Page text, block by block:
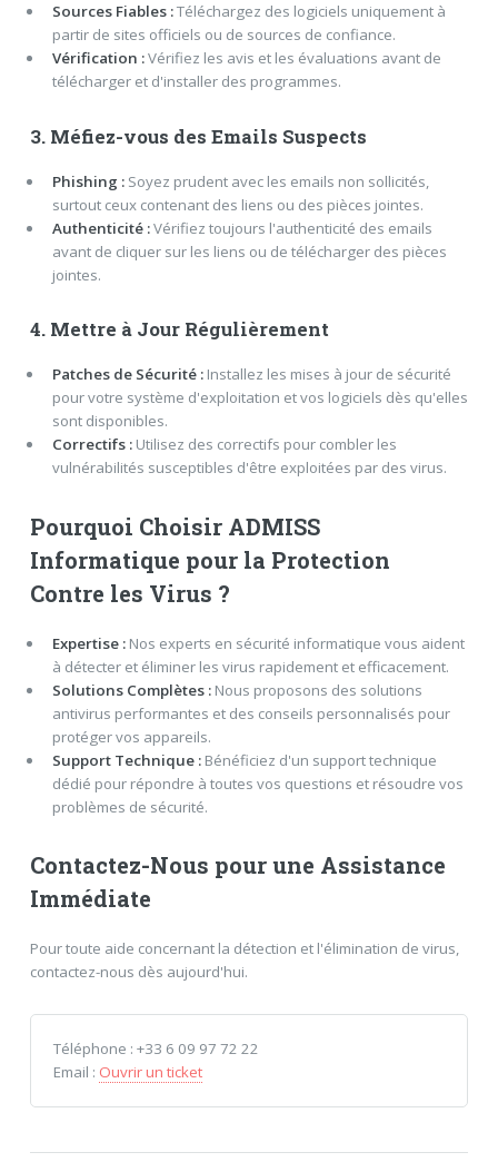
Sources Fiables :Téléchargez des logiciels uniquement à
partir de sites officiels ou de sources de confiance.
Vérification :Vérifiez les avis et les évaluations avant de
télécharger et d'installer des programmes.
3. Méfiez-vous des Emails Suspects
Phishing :Soyez prudent avec les emails non sollicités,
surtout ceux contenant des liens ou des pièces jointes.
Authenticité :Vérifiez toujours l'authenticité des emails
avant de cliquer sur les liens ou de télécharger des pièces
jointes.
4. Mettre à Jour Régulièrement
Patches de Sécurité :Installez les mises à jour de sécurité
pour votre système d'exploitation et vos logiciels dès qu'elles
sont disponibles.
Correctifs :Utilisez des correctifs pour combler les
vulnérabilités susceptibles d'être exploitées par des virus.
Pourquoi Choisir ADMISS
Informatique pour la Protection
Contre les Virus ?
Expertise :Nos experts en sécurité informatique vous aident
à détecter et éliminer les virus rapidement et efficacement.
Solutions Complètes :Nous proposons des solutions
antivirus performantes et des conseils personnalisés pour
protéger vos appareils.
Support Technique :Bénéficiez d'un support technique
dédié pour répondre à toutes vos questions et résoudre vos
problèmes de sécurité.
Contactez-Nous pour une Assistance
Immédiate
Pour toute aide concernant la détection et l'élimination de virus,
contactez-nous dès aujourd'hui.
Téléphone : +33 6 09 97 72 22
Email : Ouvrir un ticket